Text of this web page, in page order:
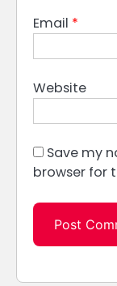
Email *
Website
Save my
browser for